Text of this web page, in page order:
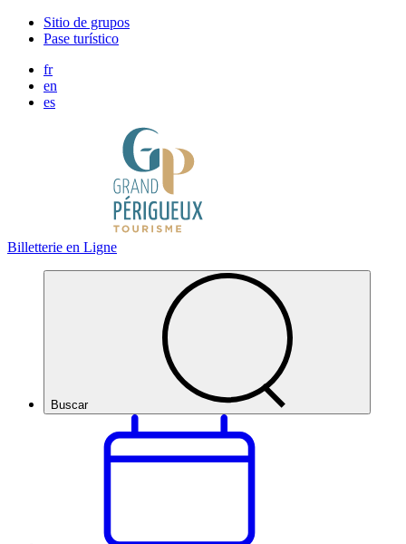
Sitio de grupos
Pase turístico
fr
en
es
Billetterie en Ligne
Buscar